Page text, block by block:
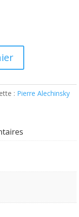
: Pierre Alechinsky